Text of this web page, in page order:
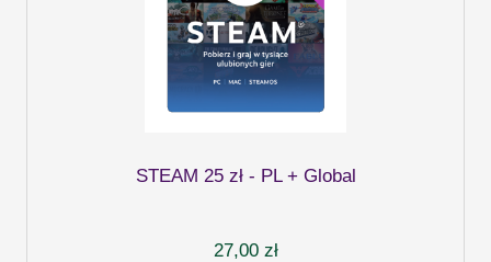
STEAM 25 zł - PL + Global
27,00 zł